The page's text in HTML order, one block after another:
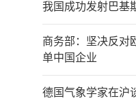
我国成功发射巴基
商务部：坚决反对
单中国企业
德国气象学家在沪